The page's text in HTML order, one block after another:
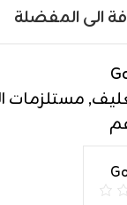
الى المفضلة
, مستلزمات